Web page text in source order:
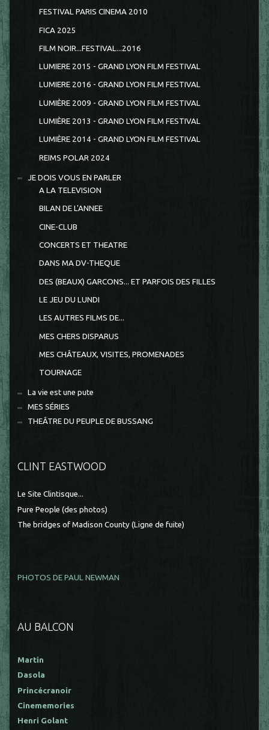
FESTIVAL PARIS CINEMA 2010
FICA 2025
FILM NOIR...FESTIVAL...2016
LUMIERE 2015 - GRAND LYON FILM FESTIVAL
LUMIERE 2016 - GRAND LYON FILM FESTIVAL
LUMIÈRE 2009 - GRAND LYON FILM FESTIVAL
LUMIÈRE 2013 - GRAND LYON FILM FESTIVAL
LUMIÈRE 2014 - GRAND LYON FILM FESTIVAL
REIMS POLAR 2024
JE DOIS VOUS EN PARLER
A LA TELEVISION
BILAN DE L'ANNEE
CINE-CLUB
CONCERTS ET THEATRE
DANS MA DV-THEQUE
DES (BEAUX) GARCONS... ET PARFOIS DES FILLES
LE JEU DU LUNDI
LES AUTRES FILMS DE...
MES CHERS DISPARUS
MES CHÂTEAUX, VISITES, PROMENADES
TOURNAGE
La vie est une pute
MES SÉRIES
THEÂTRE DU PEUPLE DE BUSSANG
CLINT EASTWOOD
Le Site Clintisque...
Pure People (des photos)
The bridges of Madison County (Ligne de fuite)
PHOTOS DE PAUL NEWMAN
AU BALCON
Martin
Dasola
Princécranoir
Cinememories
Henri Golant